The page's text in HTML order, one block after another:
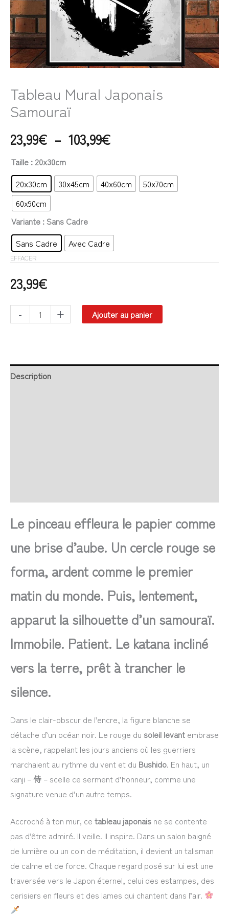
Tableau Mural Japonais
Samouraï
23,99€ – 103,99€
Taille : 20x30cm
20x30cm
30x45cm 40x60cm
50x70cm
60x90cm
Variante : Sans Cadre
Sans Cadre
Avec Cadre
EFFACER
23,99€
- + Ajouter au panier
Description
Le pinceau effleura le papier comme
une brise d’aube. Un cercle rouge se
forma, ardent comme le premier
matin du monde. Puis, lentement,
apparut la silhouette d’un samouraï.
Immobile. Patient. Le katana incliné
vers la terre, prêt à trancher le
silence.
Dans le clair-obscur de l’encre, la figure blanche se
détache d’un océan noir. Le rouge du soleil levant embrase
la scène, rappelant les jours anciens où les guerriers
marchaient au rythme du vent et du Bushido. En haut, un
kanji –侍 – scelle ce serment d’honneur, comme une
signature venue d’un autre temps.
Accroché à ton mur, ce tableau japonais ne se contente
pas d’être admiré. Il veille. Il inspire. Dans un salon baigné
de lumière ou un coin de méditation, il devient un talisman
de calme et de force. Chaque regard posé sur lui est une
traversée vers le Japon éternel, celui des estampes, des
cerisiers en fleurs et des lames qui chantent dans l’air.